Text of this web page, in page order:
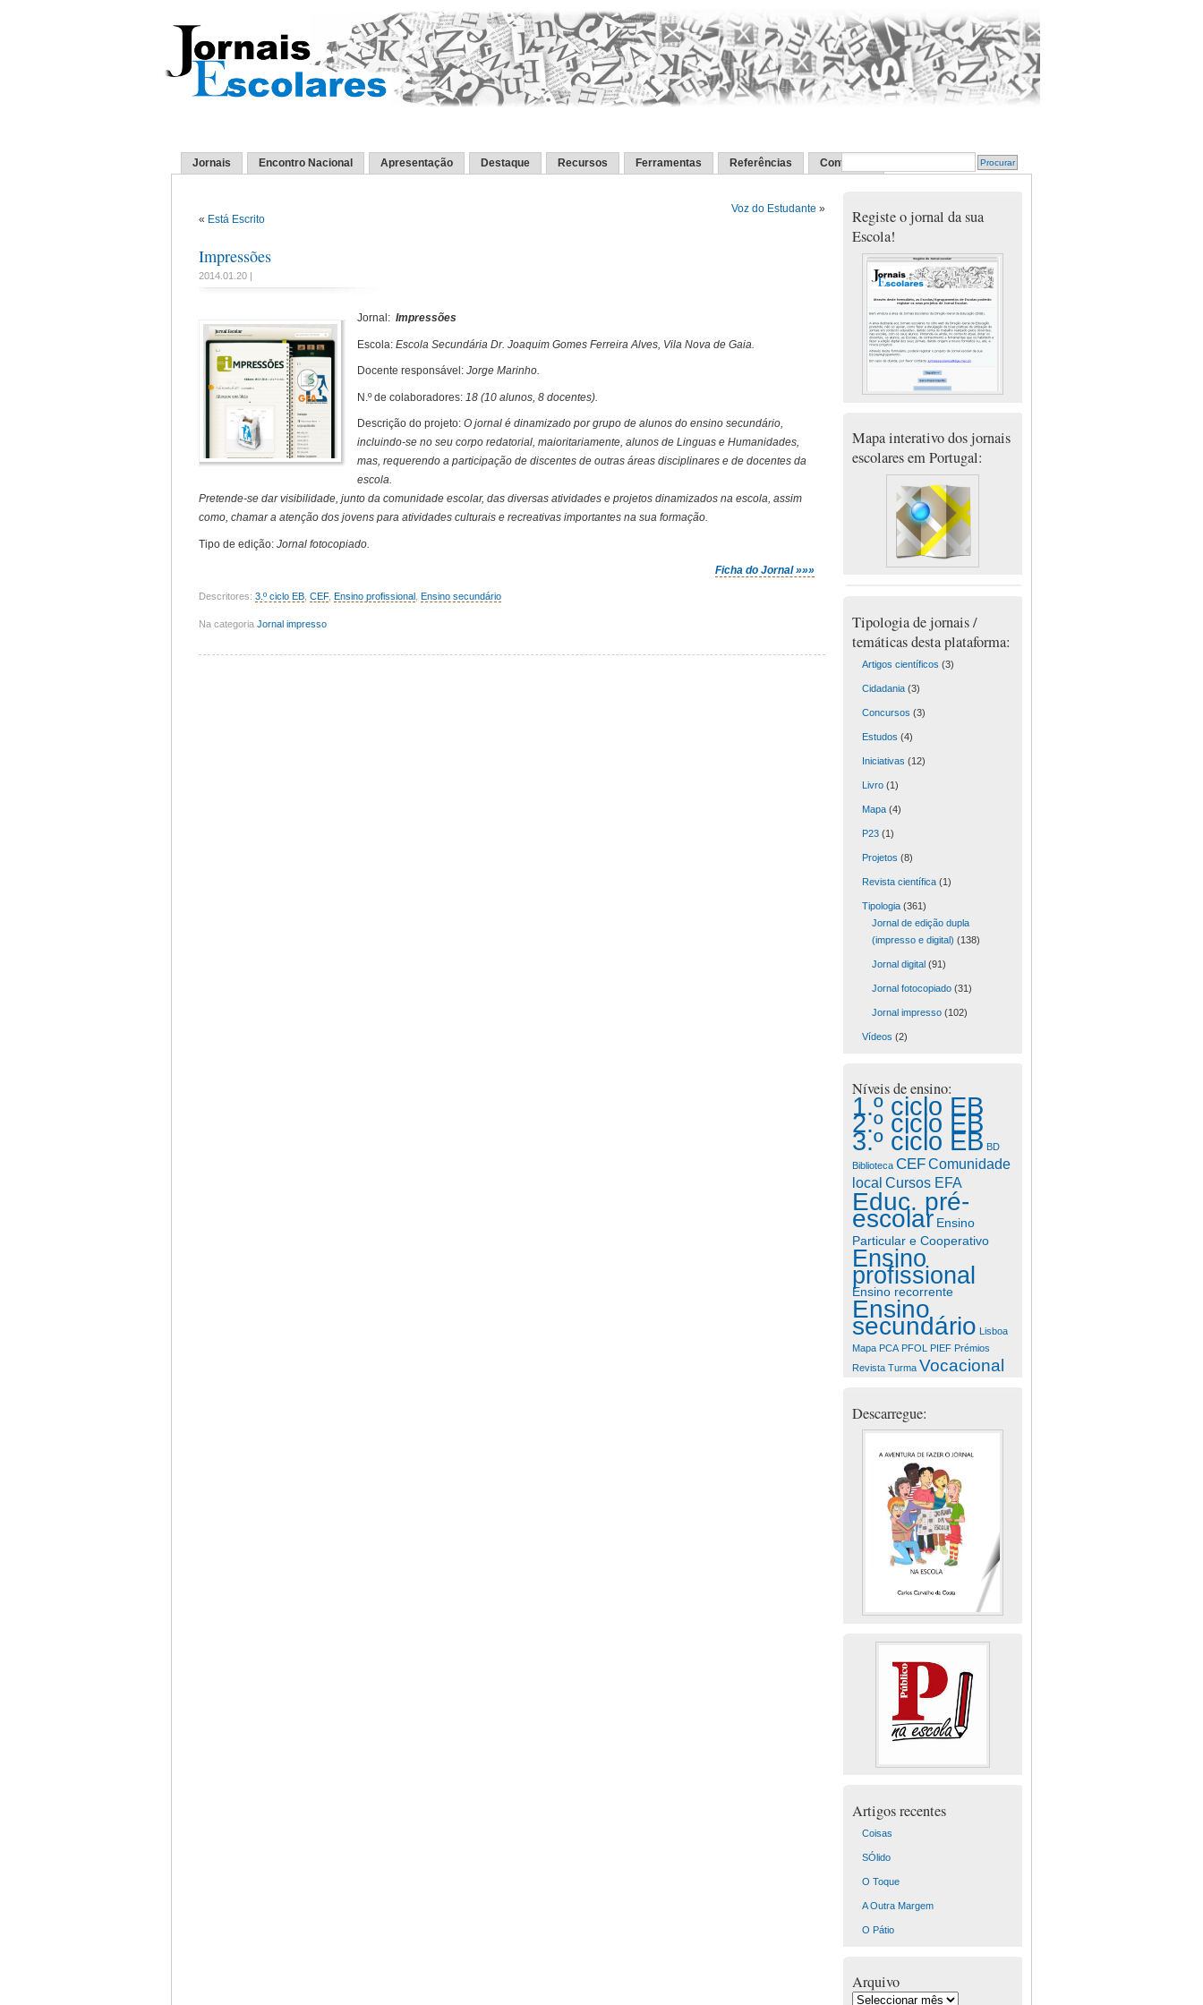
Jornais Encontro Nacional Apresentação Destaque Recursos Ferramentas Referências Contactos
« Está Escrito
Voz do Estudante »
Impressões
2014.01.20 |
Jornal:Impressões
Escola:Escola Secundária Dr. Joaquim Gomes Ferreira Alves, Vila Nova de Gaia.
Docente responsável:Jorge Marinho.
N.º de colaboradores: 18 (10 alunos, 8 docentes).
Descrição do projeto:O jornal é dinamizado por grupo de alunos do ensino secundário,
incluindo-se no seu corpo redatorial, maioritariamente, alunos de Linguas e Humanidades,
mas, requerendo a participação de discentes de outras áreas disciplinares e de docentes da
escola.
Pretende-se dar visibilidade, junto da comunidade escolar, das diversas atividades e projetos dinamizados na escola, assim
como, chamar a atenção dos jovens para atividades culturais e recreativas importantes na sua formação.
Tipo de edição: Jornal fotocopiado.
Ficha do Jornal »»»
Descritores: 3.º ciclo EB CEF, Ensino profissional Ensino secundário
Na categoria Jornal impresso
Registe o jornal da sua
Escola!
Mapa interativo dos jornais
escolares em Portugal:
Tipologia de jornais /
temáticas desta plataforma:
Artigos científicos (3)
Cidadania(3)
Concursos (3)
Estudos (4)
Iniciativas (12)
Livro(1)
Mapa(4)
P23(1)
Projetos (8)
Revista científica(1)
Tipologia(361)
Jornal de edição dupla
(impresso e digital) (138)
Jornal digital(91)
Jornal fotocopiado(31)
Jornal impresso(102)
Vídeos (2)
Níveis de ensino:
1.º ciclo EB
2.º ciclo EB
3.º ciclo EB BD
Biblioteca CEFComunidade
local Cursos EFA
Educ. pré-
escolar Ensino
Particular e Cooperativo
Ensino
profissional
Ensino recorrente
Ensino
secundário Lisboa
Mapa PCA PFOL PIEF Prémios
Revista Turma Vocacional
Descarregue:
Artigos recentes
Coisas
SÓlido
O Toque
A Outra Margem
O Pátio
Arquivo
Arquivo